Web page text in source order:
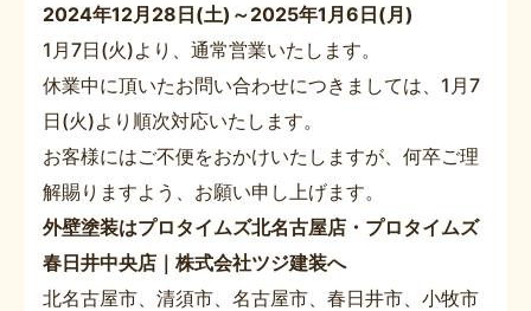
2024年12月28日(土)～2025年1月6日(月)
1月7日(火)より、通常営業いたします。
休業中に頂いたお問い合わせにつきましては、1月7
日(火)より順次対応いたします。
お客様にはご不便をおかけいたしますが、何卒ご理
解賜りますよう、お願い申し上げます。
外壁塗装はプロタイムズ北名古屋店・プロタイムズ
春日井中央店｜株式会社ツジ建装へ
北名古屋市、清須市、名古屋市、春日井市、小牧市